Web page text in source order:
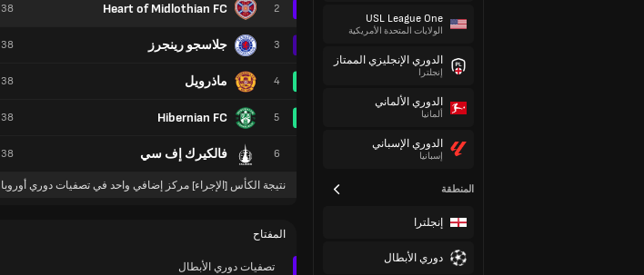
USL League One
الولايات المتحدة الأمريكية
الدوري الإنجليزي الممتاز
إنجلترا
الدوري الألماني
ألمانيا
الدوري الإسباني
إسبانيا
المنطقة
إنجلترا
دوري الأبطال
2
Heart of Midlothian FC
3 جلاسجو رينجرز
4 ماذرويل
5
Hibernian FC
6 فالكيرك إف سي
38
38
38
38
38
نتيجة الكأس [الإجراء] مركز إضافي واحد في تصفيات دوري أوروبا
المفتاح
تصفيات دوري الأبطال